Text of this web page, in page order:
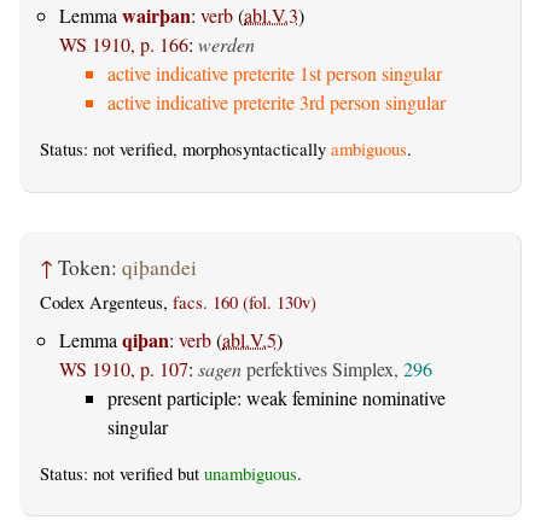
Lemmawairþan: verb(abl.V.3)
WS 1910, p. 166: werden
active indicative preterite 1st person singular
active indicative preterite 3rd person singular
Status: not verified, morphosyntactically ambiguous.
↑ Token: qiþandei
Codex Argenteus, facs. 160 (fol. 130v)
Lemma qiþan: verb(abl.V.5)
WS 1910, p. 107: sagenperfektives Simplex, 296
present participle: weak feminine nominative
singular
Status: not verified but unambiguous.